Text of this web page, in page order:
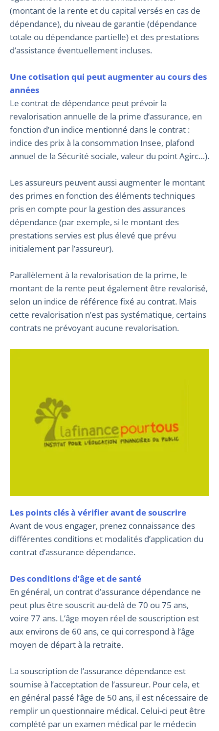
(montant de la rente et du capital versés en cas de
dépendance), du niveau de garantie (dépendance
totale ou dépendance partielle) et des prestations
d’assistance éventuellement incluses.
Une cotisation qui peut augmenter au cours des
années
Le contrat de dépendance peut prévoir la
revalorisation annuelle de la prime d’assurance, en
fonction d’un indice mentionné dans le contrat :
indice des prix à la consommation Insee, plafond
annuel de la Sécurité sociale, valeur du point Agirc…).
Les assureurs peuvent aussi augmenter le montant
des primes en fonction des éléments techniques
pris en compte pour la gestion des assurances
dépendance (par exemple, si le montant des
prestations servies est plus élevé que prévu
initialement par l’assureur).
Parallèlement à la revalorisation de la prime, le
montant de la rente peut également être revalorisé,
selon un indice de référence fixé au contrat. Mais
cette revalorisation n’est pas systématique, certains
contrats ne prévoyant aucune revalorisation.
Les points clés à vérifier avant de souscrire
Avant de vous engager, prenez connaissance des
différentes conditions et modalités d’application du
contrat d’assurance dépendance.
Des conditions d’âge et de santé
En général, un contrat d’assurance dépendance ne
peut plus être souscrit au-delà de 70 ou 75 ans,
voire 77 ans. L’âge moyen réel de souscription est
aux environs de 60 ans, ce qui correspond à l’âge
moyen de départ à la retraite.
La souscription de l’assurance dépendance est
soumise à l’acceptation de l’assureur. Pour cela, et
en général passé l’âge de 50 ans, il est nécessaire de
remplir un questionnaire médical. Celui-ci peut être
complété par un examen médical par le médecin